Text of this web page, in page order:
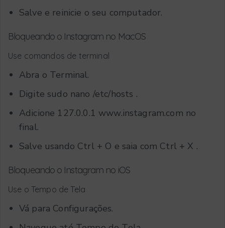
Salve e reinicie o seu computador.
Bloqueando o Instagram no MacOS
Use comandos de terminal
Abra o Terminal.
Digite sudo nano /etc/hosts .
Adicione 127.0.0.1 www.instagram.com no
final.
Salve usando Ctrl + O e saia com Ctrl + X .
Bloqueando o Instagram no iOS
Use o Tempo de Tela
Vá para Configurações.